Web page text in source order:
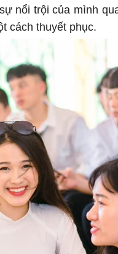
nổi trội của mình
cách thuyết phục.